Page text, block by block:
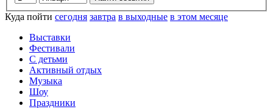
Куда пойти сегодня завтра в выходные в этом месяце
Выставки
Фестивали
С детьми
Активный отдых
Музыка
Шоу
Праздники